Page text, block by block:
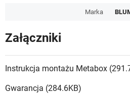
Marka
Załączniki
Instrukcja montażu Metabox
Gwarancja (284.6KB)